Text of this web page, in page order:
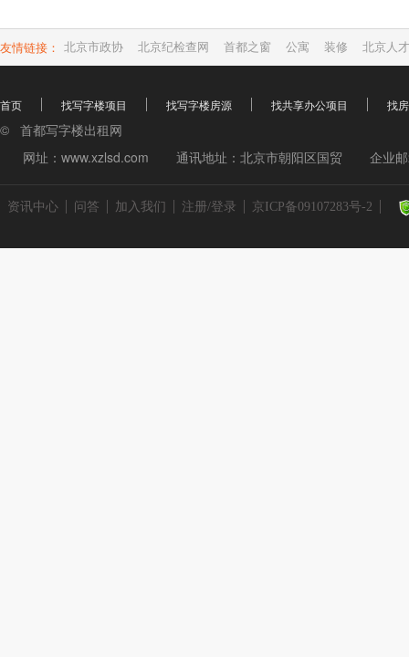
友情链接： 北京市政协 北京纪检查网 首都之窗 公寓 装修 北京人
首页 找写字楼项目 找写字楼房源 找共享办公项目 找
© 首都写字楼出租网
网址：www.xzlsd.com
通讯地址：北京市朝阳区国贸 企业
资讯中心 问答 加入我们 注册/登录 京ICP备09107283号-2